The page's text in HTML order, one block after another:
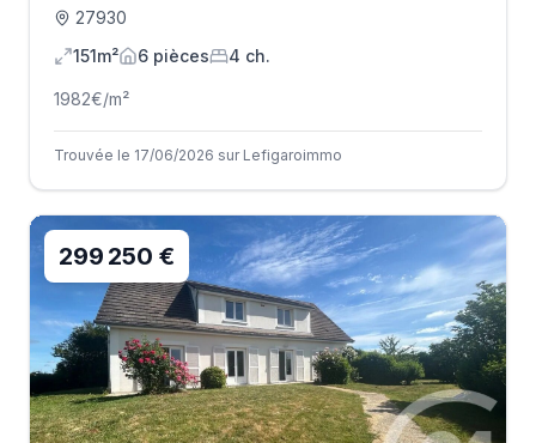
27930
151m²
6 pièces 4 ch.
1982€/m²
Trouvée le 17/06/2026 sur Lefigaroimmo
299 250 €